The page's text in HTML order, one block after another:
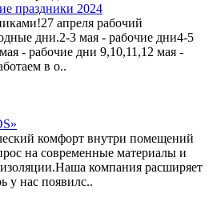
праздники 2024
апреля рабочий
дни.2-3 мая - рабочие дни4-5
- рабочие дни 9,10,11,12 мая -
в о..
комфорт внутри помещений
на современные материалы и
компания расширяет
у нас появилс..